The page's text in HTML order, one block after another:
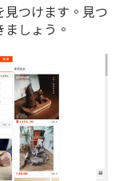
つけます。見つ
しょう。